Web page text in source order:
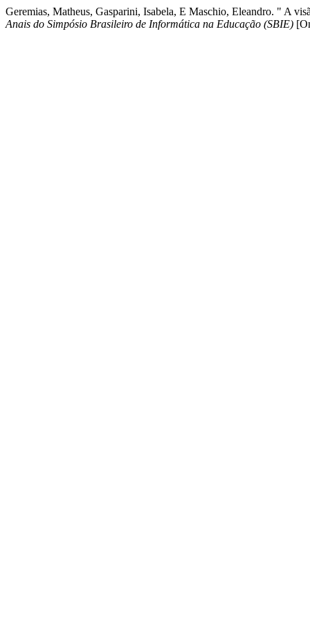
Geremias, Matheus, Gasparini, Isabela, E Maschio, Eleandro. " A
Anais do Simpósio Brasileiro de Informática na Educação (SBIE)